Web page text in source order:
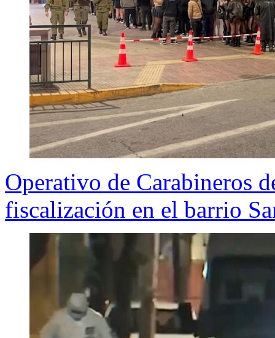
Operativo de Carabineros
fiscalización en el barrio